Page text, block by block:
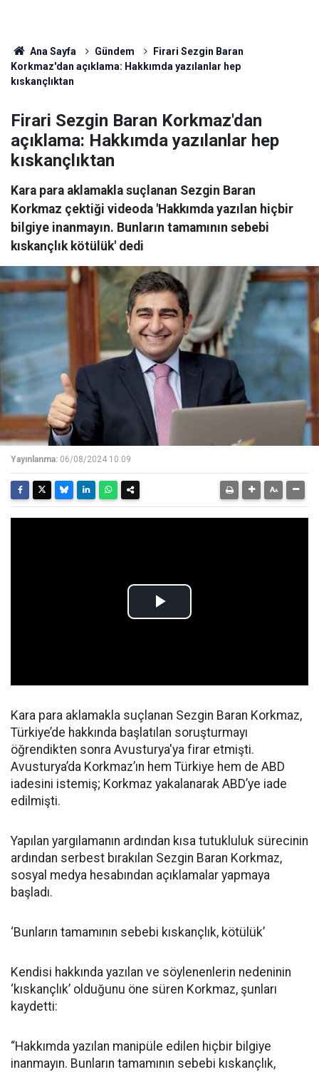
Ana Sayfa Gündem
Firari Sezgin Baran
Korkmaz'dan açıklama: Hakkımda yazılanlar hep
kıskançlıktan
Firari Sezgin Baran Korkmaz'dan
açıklama: Hakkımda yazılanlar hep
kıskançlıktan
Kara para aklamakla suçlanan Sezgin Baran
Korkmaz çektiği videoda 'Hakkımda yazılan hiçbir
bilgiye inanmayın. Bunların tamamının sebebi
kıskançlık kötülük' dedi
Yayınlanma: 06/08/2024 10:09
Kara para aklamakla suçlanan Sezgin Baran Korkmaz,
Türkiye’de hakkında başlatılan soruşturmayı
öğrendikten sonra Avusturya'ya firar etmişti.
Avusturya’da Korkmaz’ın hem Türkiye hem de ABD
iadesini istemiş; Korkmaz yakalanarak ABD’ye iade
edilmişti.
Yapılan yargılamanın ardından kısa tutukluluk sürecinin
ardından serbest bırakılan Sezgin Baran Korkmaz,
sosyal medya hesabından açıklamalar yapmaya
başladı.
‘Bunların tamamının sebebi kıskançlık, kötülük’
Kendisi hakkında yazılan ve söylenenlerin nedeninin
‘kıskançlık’ olduğunu öne süren Korkmaz, şunları
kaydetti:
“Hakkımda yazılan manipüle edilen hiçbir bilgiye
inanmayın. Bunların tamamının sebebi kıskançlık,